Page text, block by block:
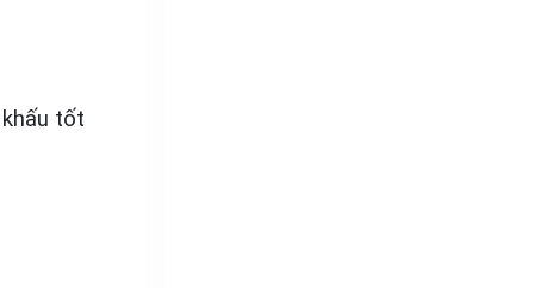
tốt